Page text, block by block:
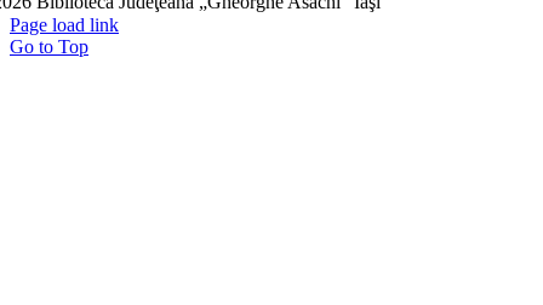
Page load link
Go to Top